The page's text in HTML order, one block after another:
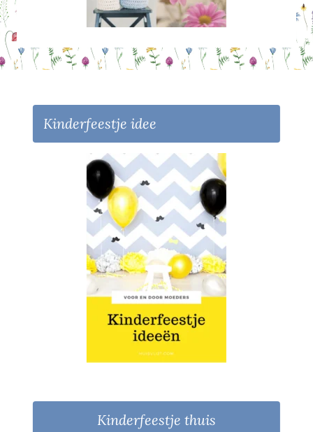
Kinderfeestje idee
Kinderfeestje thuis